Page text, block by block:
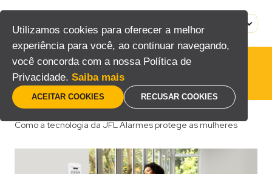
Utilizamos cookies para oferecer a melhor
experiência para você, ao continuar navegando,
você concorda com a nossa Política de
Privacidade. Saiba mais
RECUSAR COOKIES
ACEITAR COOKIES
conteúdo
Home/Blog/Consumidor
Empoderamento e segurança:
Como a tecnologia da JFL Alarmes protege as mulheres